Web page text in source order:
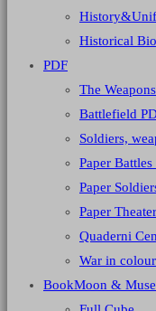
Historical
PDF
The
Battlefield
Soldiers,
Paper
Paper
Paper
Quaderni
War in
BookMoon &